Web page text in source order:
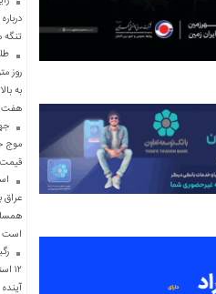
تنگه
روز
به
هفت
موج
عراق
است
آینده